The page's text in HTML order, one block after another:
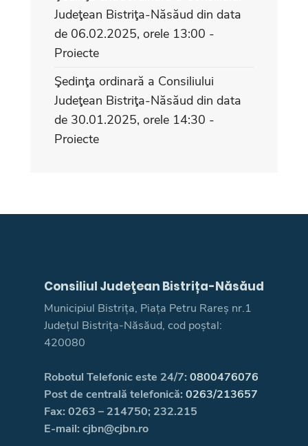
Judeţean Bistriţa-Năsăud din data
de 06.02.2025, orele 13:00 -
Proiecte
Şedinţa ordinară a Consiliului
Judeţean Bistriţa-Năsăud din data
de 30.01.2025, orele 14:30 -
Proiecte
Consiliul Judeţean Bistrița-Năsăud
Municipiul Bistrița, Piața Petru Rareș nr.1
Județul Bistrița-Năsăud, cod poștal:
420080
Robotul Telefonic este 24/7: 0800476076
Post de centrală telefonică: 0263/213657
Fax: 0263 – 214750; 232.215
E-mail: cjbn@cjbn.ro